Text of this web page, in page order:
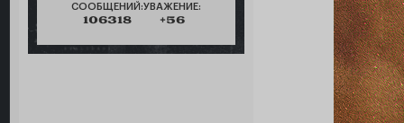
СООБЩЕНИЙ:
106318
УВАЖЕНИЕ:
+56